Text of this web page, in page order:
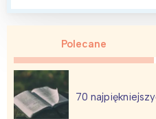
Polecane
70